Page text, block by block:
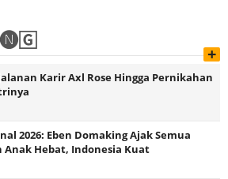
+
Karir Axl Rose Hingga Pernikahan
2026: Eben Domaking Ajak Semua
Anak Hebat, Indonesia Kuat